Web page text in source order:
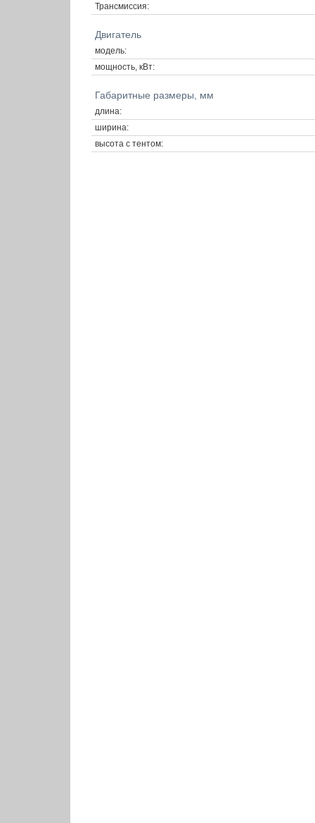
Трансмиссия:
Двигатель
модель:
мощность, кВт:
Габаритные размеры, мм
длина:
ширина:
высота с тентом: